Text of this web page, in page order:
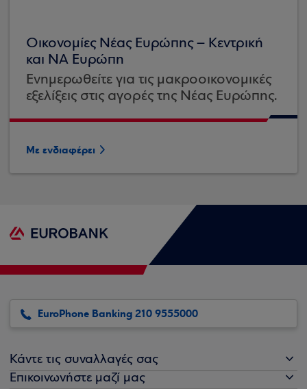
Οικονομίες Νέας Ευρώπης – Κεντρική
και ΝΑ Ευρώπη
Ενημερωθείτε για τις μακροοικονομικές
εξελίξεις στις αγορές της Νέας Ευρώπης.
Με ενδιαφέρει
EuroPhone Banking 210 9555000
Κάντε τις συναλλαγές σας
Επικοινωνήστε μαζί μας